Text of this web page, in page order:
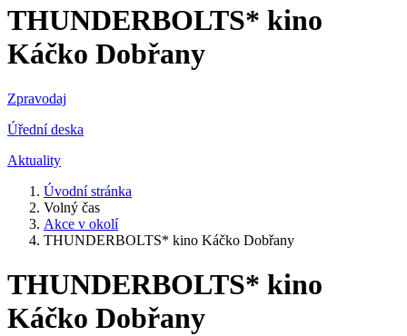
THUNDERBOLTS* kino
Káčko Dobřany
Zpravodaj
Úřední deska
Aktuality
Úvodní stránka
Volný čas
Akce v okolí
THUNDERBOLTS* kino Káčko Dobřany
THUNDERBOLTS* kino
Káčko Dobřany